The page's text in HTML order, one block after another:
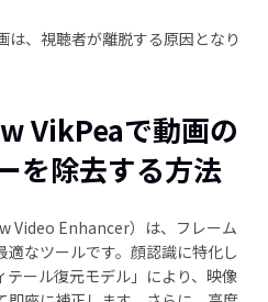
は、視聴者が離脱する原因となり
VikPeaで動画の
を除去する方法
Video Enhancer）は、フレーム
なツールです。顔認識に特化し
ール復元モデル」により、映像